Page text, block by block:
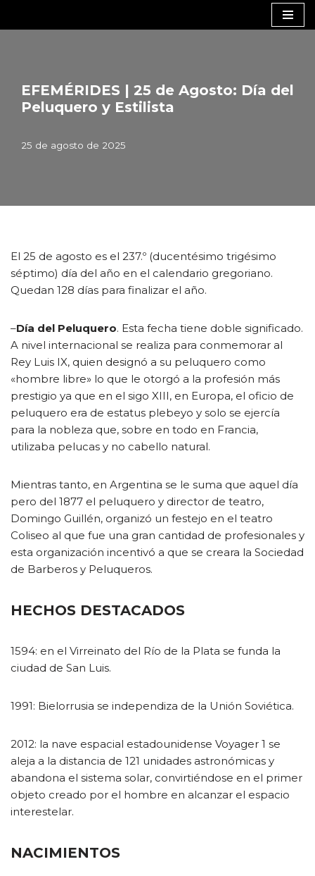
EFEMÉRIDES | 25 de Agosto: Día del
Peluquero y Estilista
25 de agosto de 2025
El 25 de agosto es el 237.º (ducentésimo trigésimo
séptimo) día del año en el calendario gregoriano.
Quedan 128 días para finalizar el año.
–Día del Peluquero. Esta fecha tiene doble significado.
A nivel internacional se realiza para conmemorar al
Rey Luis IX, quien designó a su peluquero como
«hombre libre» lo que le otorgó a la profesión más
prestigio ya que en el sigo XIII, en Europa, el oficio de
peluquero era de estatus plebeyo y solo se ejercía
para la nobleza que, sobre en todo en Francia,
utilizaba pelucas y no cabello natural.
Mientras tanto, en Argentina se le suma que aquel día
pero del 1877 el peluquero y director de teatro,
Domingo Guillén, organizó un festejo en el teatro
Coliseo al que fue una gran cantidad de profesionales y
esta organización incentivó a que se creara la Sociedad
de Barberos y Peluqueros.
HECHOS DESTACADOS
1594: en el Virreinato del Río de la Plata se funda la
ciudad de San Luis.
1991: Bielorrusia se independiza de la Unión Soviética.
2012: la nave espacial estadounidense Voyager 1 se
aleja a la distancia de 121 unidades astronómicas y
abandona el sistema solar, convirtiéndose en el primer
objeto creado por el hombre en alcanzar el espacio
interestelar.
NACIMIENTOS